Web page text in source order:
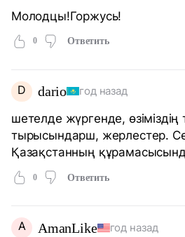
Молодцы!Горжусь!
0 Ответить
D dario год назад
шетелде жүргенде, өзіміздің
тырысындарш, жерлестер.
Қазақстанның
0 Ответить
A AmanLike год назад